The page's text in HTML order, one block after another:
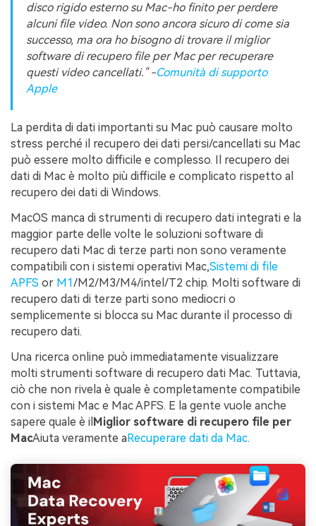
disco rigido esterno su Mac-ho finito per perdere
alcuni file video. Non sono ancora sicuro di come sia
successo, ma ora ho bisogno di trovare il miglior
software di recupero file per Mac per recuperare
questi video cancellati." -Comunità di supporto
Apple
La perdita di dati importanti su Mac può causare molto
stress perché il recupero dei dati persi/cancellati su Mac
può essere molto difficile e complesso. Il recupero dei
dati di Mac è molto più difficile e complicato rispetto al
recupero dei dati di Windows.
MacOS manca di strumenti di recupero dati integrati e la
maggior parte delle volte le soluzioni software di
recupero dati Mac di terze parti non sono veramente
compatibili con i sistemi operativi Mac,Sistemi di file
APFS or M1/M2/M3/M4/intel/T2 chip. Molti software di
recupero dati di terze parti sono mediocri o
semplicemente si blocca su Mac durante il processo di
recupero dati.
Una ricerca online può immediatamente visualizzare
molti strumenti software di recupero dati Mac. Tuttavia,
ciò che non rivela è quale è completamente compatibile
con i sistemi Mac e Mac APFS. E la gente vuole anche
sapere quale è il Miglior software di recupero file per
MacAiuta veramente aRecuperare dati da Mac.